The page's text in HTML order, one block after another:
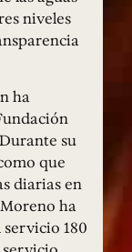
niveles
ha
su
que
diarias en
ha
180